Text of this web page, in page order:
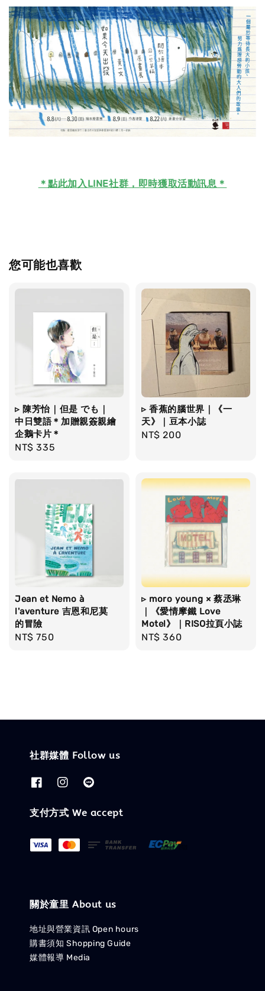
＊點此加入LINE社群，即時獲取活動訊息＊
您可能也喜歡
▹ 陳芳怡｜但是 でも｜
中日雙語＊加贈親簽親繪
企鵝卡片＊
Regular
NT$ 335
▹ 香蕉的腦世界｜《一
天》｜豆本小誌
Regular
NT$ 200
Jean et Nemo à
l'aventure 吉恩和尼莫
的冒險
Regular
NT$ 750
▹ moro young × 蔡丞琳
｜《愛情摩鐵 Love
Motel》｜RISO拉頁小誌
Regular
NT$ 360
社群媒體 Follow us
支付方式 We accept
關於童里 About us
地址與營業資訊 Open hours
購書須知 Shopping Guide
媒體報導 Media